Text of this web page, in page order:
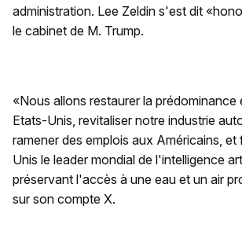
administration. Lee Zeldin s'est dit
le cabinet de M. Trump.
«Nous allons restaurer la prédominance
Etats-Unis, revitaliser notre industrie
ramener des emplois aux Américains, et
Unis le leader mondial de l'intelligence
préservant l'accès à une eau et un air
sur son compte X.